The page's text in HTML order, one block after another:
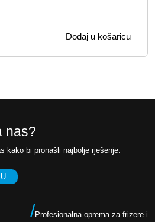
Dodaj u košaricu
nas?
kako bi pronašli najbolje rješenje.
/Profesionalna oprema za frizere i